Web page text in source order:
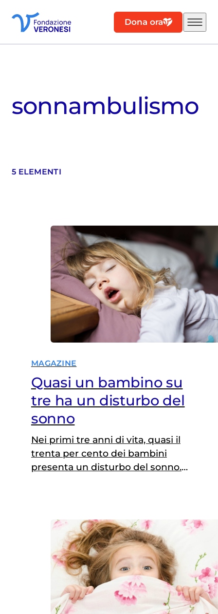
Dona ora
sonnambulismo
5 ELEMENTI
MAGAZINE
Quasi un bambino su
tre ha un disturbo del
sonno
Nei primi tre anni di vita, quasi il
trenta per cento dei bambini
presenta un disturbo del sonno.